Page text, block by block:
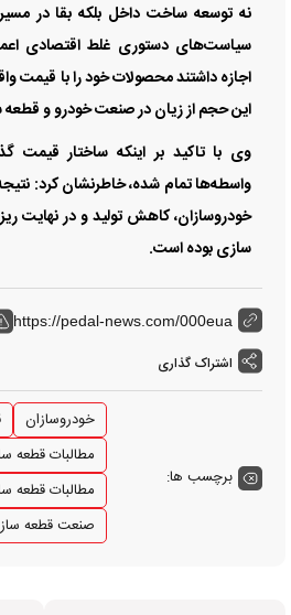
نه توسعه ساخت داخل بلکه بقا در مسیر
سیاست‌های دستوری غلط اقتصادی
اجازه داشتند محصولات خود را با قیمت
این حجم از زیان در صنعت خودرو و قطعه
وی با تاکید بر اینکه ساختار قیمت
واسطه‌ها تمام شده، خاطرنشان کرد:
خودروسازان، کاهش تولید و در نهایت
سازی بوده است.
https://pedal-news.com/000eua
اشتراک گذاری
برچسب ها:
خودروسازان
مطالبات قطعه
مطالبات قطعه
صنعت قطعه